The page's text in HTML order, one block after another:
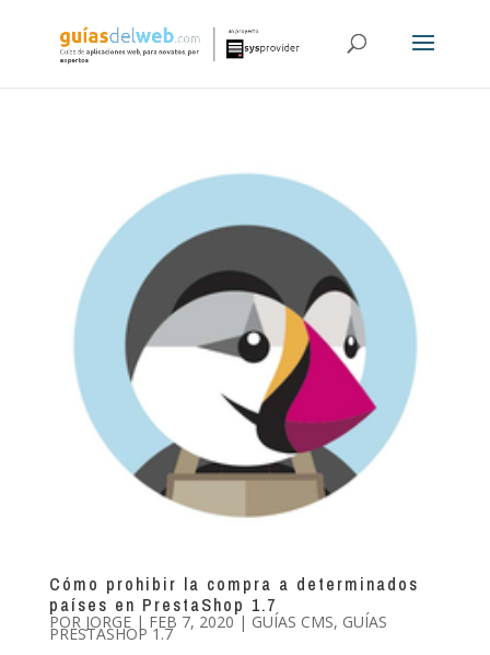
Cómo prohibir la compra a determinados
países en PrestaShop 1.7
POR JORGE| FEB 7, 2020 | GUÍAS CMS, GUÍAS
PRESTASHOP 1.7